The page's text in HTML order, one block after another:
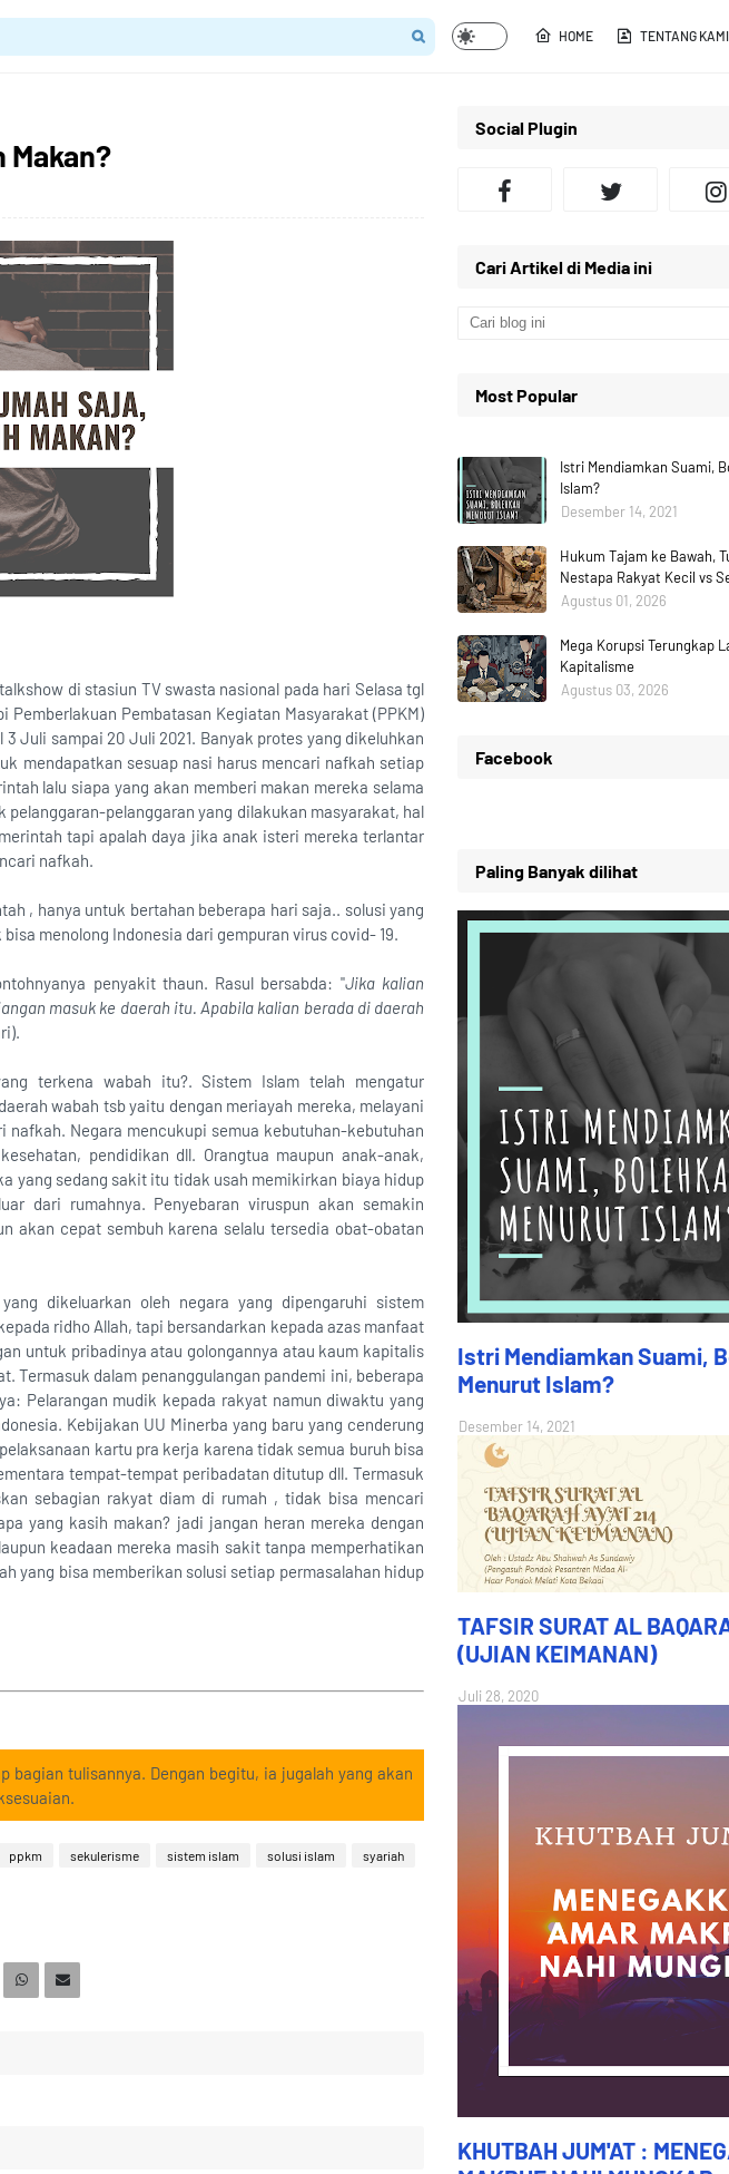
HOME TENTANG KAMI
Makan?
di stasiun TV swasta nasional pada hari Selasa tgl
Pembatasan Kegiatan Masyarakat (PPKM)
Juli sampai 20 Juli 2021. Banyak protes yang dikeluhkan
mendapatkan sesuap nasi harus mencari nafkah setiap
lalu siapa yang akan memberi makan mereka selama
pelanggaran yang dilakukan masyarakat, hal
tapi apalah daya jika anak isteri mereka terlantar
nafkah.
, hanya untuk bertahan beberapa hari saja.. solusi yang
menolong Indonesia dari gempuran virus covid- 19.
penyakit thaun. Rasul bersabda: "Jika kalian
masuk ke daerah itu. Apabila kalian berada di daerah
terkena wabah itu?. Sistem Islam telah mengatur
wabah tsb yaitu dengan meriayah mereka, melayani
Negara mencukupi semua kebutuhan-kebutuhan
pendidikan dll. Orangtua maupun anak-anak,
yang sedang sakit itu tidak usah memikirkan biaya hidup
dari rumahnya. Penyebaran viruspun akan semakin
akan cepat sembuh karena selalu tersedia obat-obatan
dikeluarkan oleh negara yang dipengaruhi sistem
ridho Allah, tapi bersandarkan kepada azas manfaat
untuk pribadinya atau golongannya atau kaum kapitalis
Termasuk dalam penanggulangan pandemi ini, beberapa
Pelarangan mudik kepada rakyat namun diwaktu yang
Kebijakan UU Minerba yang baru yang cenderung
kartu pra kerja karena tidak semua buruh bisa
tempat-tempat peribadatan ditutup dll. Termasuk
sebagian rakyat diam di rumah , tidak bisa mencari
yang kasih makan? jadi jangan heran mereka dengan
keadaan mereka masih sakit tanpa memperhatikan
yang bisa memberikan solusi setiap permasalahan hidup
bagian tulisannya. Dengan begitu, ia jugalah yang akan
ppkm sekulerisme sistem islam solusi islam
syariah
Social Plugin
Cari Artikel di Media ini
Most Popular
Istri Mendiamkan Suami,
Islam?
Desember 14, 2021
Hukum Tajam ke Bawah,
Nestapa Rakyat Kecil vs
Agustus 01, 2026
Mega Korupsi Terungkap
Kapitalisme
Agustus 03, 2026
Facebook
Paling Banyak dilihat
Istri Mendiamkan Suami,
Menurut Islam?
Desember 14, 2021
TAFSIR SURAT AL
(UJIAN KEIMANAN)
Juli 28, 2020
KHUTBAH JUM'AT :